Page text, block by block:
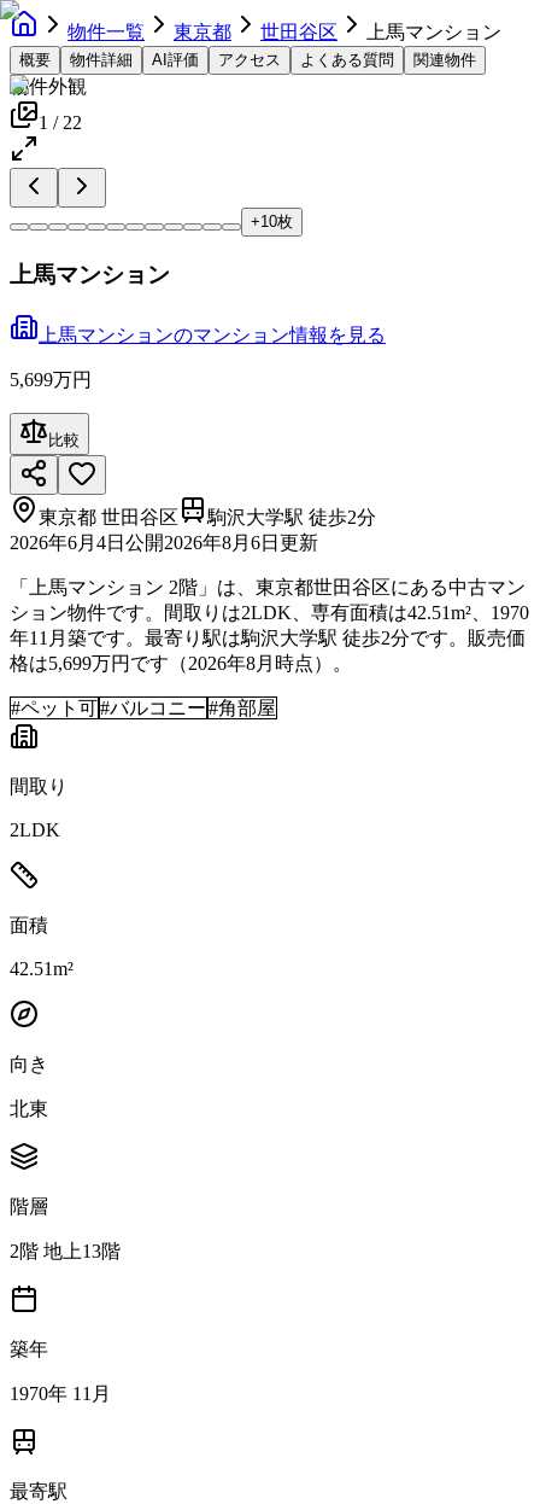
物件一覧 東京都 世田谷区 上馬マンション
概要 物件詳細 AI評価 アクセス よくある質問 関連物件
物件外観
1 / 22
+10枚
上馬マンション
上馬マンションのマンション情報を見る
5,699万円
比較
東京都 世田谷区
駒沢大学駅 徒歩2分
2026年6月4日 公開2026年8月6日 更新
「上馬マンション 2階」は、東京都世田谷区にある中古マン
ション物件です。間取りは2LDK、専有面積は42.51m²、1970
年11月築です。最寄り駅は駒沢大学駅 徒歩2分です。販売価
格は5,699万円です（2026年8月時点）。
#ペット可#バルコニー#角部屋
間取り
2LDK
面積
42.51m²
向き
北東
階層
2階 地上13階
築年
1970年 11月
最寄駅